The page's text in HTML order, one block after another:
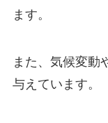
ます。
また、気候変動
与えています。